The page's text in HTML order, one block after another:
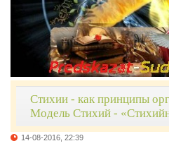
Стихии - как принципы
Модель Стихий -
14-08-2016, 22:39